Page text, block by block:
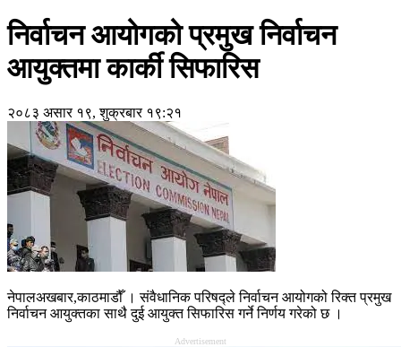
निर्वाचन आयोगको प्रमुख निर्वाचन
आयुक्तमा कार्की सिफारिस
२०८३ असार १९, शुक्रबार १९:२१
नेपालअखबार,काठमाडौँ । संवैधानिक परिषद्ले निर्वाचन आयोगको रिक्त प्रमुख
निर्वाचन आयुक्तका साथै दुई आयुक्त सिफारिस गर्ने निर्णय गरेको छ ।
Advertisement